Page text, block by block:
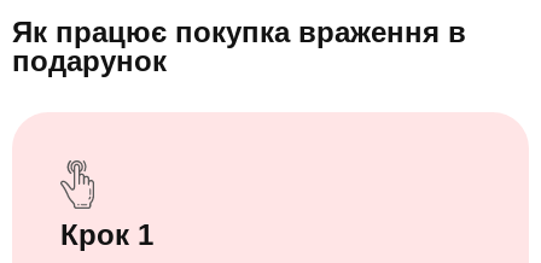
Як працює покупка враження в
подарунок
Крок 1